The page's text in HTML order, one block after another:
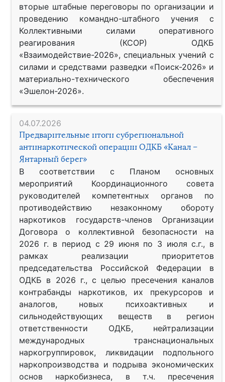
вторые штабные переговоры по организации и
проведению командно-штабного учения с
Коллективными силами оперативного
реагирования (КСОР) ОДКБ
«Взаимодействие-2026», специальных учений с
силами и средствами разведки «Поиск-2026» и
материально-технического обеспечения
«Эшелон-2026».
04.07.2026
Предварительные итоги субрегиональной
антинаркотической операции ОДКБ «Канал –
Янтарный берег»
В соответствии с Планом основных
мероприятий Координационного совета
руководителей компетентных органов по
противодействию незаконному обороту
наркотиков государств-членов Организации
Договора о коллективной безопасности на
2026 г. в период с 29 июня по 3 июля с.г., в
рамках реализации приоритетов
председательства Российской Федерации в
ОДКБ в 2026 г., с целью пресечения каналов
контрабанды наркотиков, их прекурсоров и
аналогов, новых психоактивных и
сильнодействующих веществ в регион
ответственности ОДКБ, нейтрализации
международных транснациональных
наркогруппировок, ликвидации подпольного
наркопроизводства и подрыва экономических
основ наркобизнеса, в т.ч. пресечения